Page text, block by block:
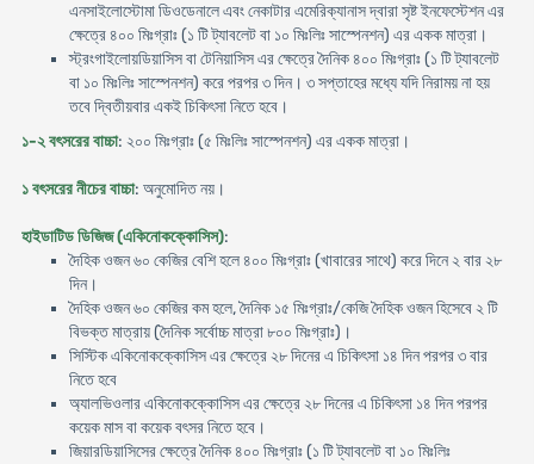
এনসাইলোস্টোমা ডিওডেনালে এবং নেকাটার এমেরিক্যানাস দ্বারা সৃষ্ট ইনফেস্টেশন এর
ক্ষেত্রে ৪০০ মিঃগ্রাঃ (১ টি ট্যাবলেট বা ১০ মিঃলিঃ সাস্পেনশন) এর একক মাত্রা।
স্ট্রংগাইলোয়ডিয়াসিস বা টেনিয়াসিস এর ক্ষেত্রে দৈনিক ৪০০ মিঃগ্রাঃ (১ টি ট্যাবলেট
বা ১০ মিঃলিঃ সাস্পেনশন) করে পরপর ৩ দিন। ৩ সপ্তাহের মধ্যে যদি নিরাময় না হয়
তবে দ্বিতীয়বার একই চিকিৎসা নিতে হবে।
১-২ বৎসরের বাচ্চা: ২০০ মিঃগ্রাঃ (৫ মিঃলিঃ সাস্পেনশন) এর একক মাত্রা।
১ বৎসরের নীচের বাচ্চা: অনুমোদিত নয়।
হাইডাটিড ডিজিজ (একিনোকক্কোসিস):
দৈহিক ওজন ৬০ কেজির বেশি হলে ৪০০ মিঃগ্রাঃ (খাবারের সাথে) করে দিনে ২ বার ২৮
দিন।
দৈহিক ওজন ৬০ কেজির কম হলে, দৈনিক ১৫ মিঃগ্রাঃ/কেজি দৈহিক ওজন হিসেবে ২ টি
বিভক্ত মাত্রায় (দৈনিক সর্বোচ্চ মাত্রা ৮০০ মিঃগ্রাঃ)।
সিস্টিক একিনোকক্কোসিস এর ক্ষেত্রে ২৮ দিনের এ চিকিৎসা ১৪ দিন পরপর ৩ বার
নিতে হবে
অ্যালভিওলার একিনোকক্কোসিস এর ক্ষেত্রে ২৮ দিনের এ চিকিৎসা ১৪ দিন পরপর
কয়েক মাস বা কয়েক বৎসর নিতে হবে।
জিয়ারডিয়াসিসের ক্ষেত্রে দৈনিক ৪০০ মিঃগ্রাঃ (১ টি ট্যাবলেট বা ১০ মিঃলিঃ